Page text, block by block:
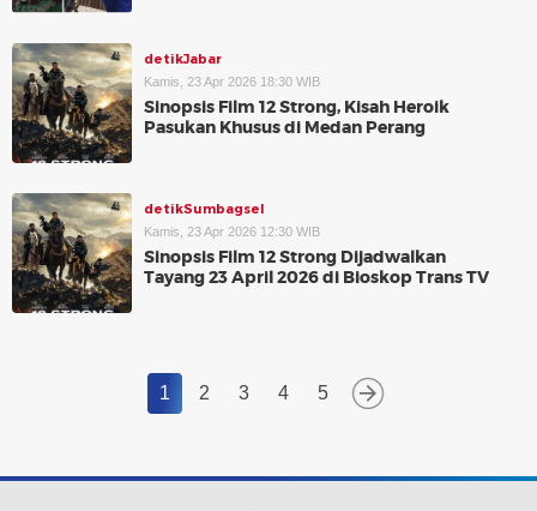
detikJabar
Kamis, 23 Apr 2026 18:30 WIB
Sinopsis Film 12 Strong, Kisah Heroik
Pasukan Khusus di Medan Perang
detikSumbagsel
Kamis, 23 Apr 2026 12:30 WIB
Sinopsis Film 12 Strong Dijadwalkan
Tayang 23 April 2026 di Bioskop Trans TV
1 2 3 4 5